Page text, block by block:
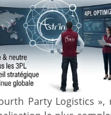
Party Logistics »,